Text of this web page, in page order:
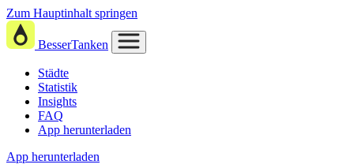
Zum Hauptinhalt springen
BesserTanken
Städte
Statistik
Insights
FAQ
App herunterladen
App herunterladen